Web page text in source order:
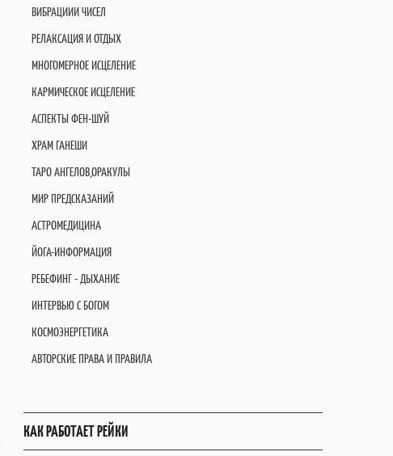
ВИБРАЦИИИ ЧИСЕЛ
РЕЛАКСАЦИЯ И ОТДЫХ
МНОГОМЕРНОЕ ИСЦЕЛЕНИЕ
КАРМИЧЕСКОЕ ИСЦЕЛЕНИЕ
АСПЕКТЫ ФЕН-ШУЙ
ХРАМ ГАНЕШИ
ТАРО АНГЕЛОВ,ОРАКУЛЫ
МИР ПРЕДСКАЗАНИЙ
АСТРОМЕДИЦИНА
ЙОГА-ИНФОРМАЦИЯ
РЕБЕФИНГ - ДЫХАНИЕ
ИНТЕРВЬЮ С БОГОМ
КОСМОЭНЕРГЕТИКА
АВТОРСКИЕ ПРАВА И ПРАВИЛА
КАК РАБОТАЕТ РЕЙКИ